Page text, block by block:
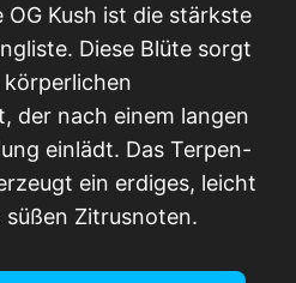
Kush ist die stärkste
Diese Blüte sorgt
der nach einem langen
einlädt. Das Terpen-
ein erdiges, leicht
Zitrusnoten.